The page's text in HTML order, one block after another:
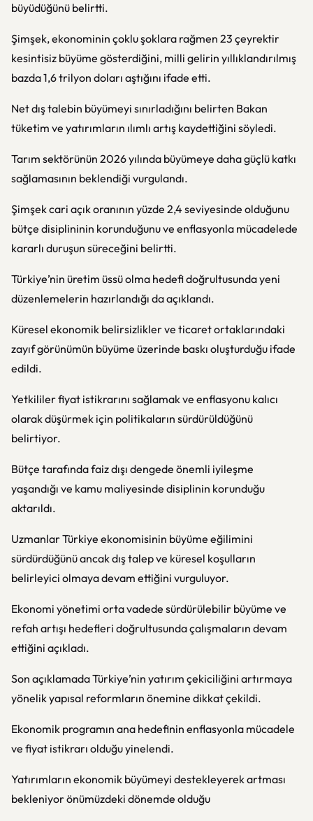
büyüdüğünü belirtti.
Şimşek, ekonominin çoklu şoklara rağmen 23 çeyrektir
kesintisiz büyüme gösterdiğini, milli gelirin yıllıklandırılmış
bazda 1,6 trilyon doları aştığını ifade etti.
Net dış talebin büyümeyi sınırladığını belirten Bakan
tüketim ve yatırımların ılımlı artış kaydettiğini söyledi.
Tarım sektörünün 2026 yılında büyümeye daha güçlü katkı
sağlamasının beklendiği vurgulandı.
Şimşek cari açık oranının yüzde 2,4 seviyesinde olduğunu
bütçe disiplininin korunduğunu ve enflasyonla mücadelede
kararlı duruşun süreceğini belirtti.
Türkiye’nin üretim üssü olma hedefi doğrultusunda yeni
düzenlemelerin hazırlandığı da açıklandı.
Küresel ekonomik belirsizlikler ve ticaret ortaklarındaki
zayıf görünümün büyüme üzerinde baskı oluşturduğu ifade
edildi.
Yetkililer fiyat istikrarını sağlamak ve enflasyonu kalıcı
olarak düşürmek için politikaların sürdürüldüğünü
belirtiyor.
Bütçe tarafında faiz dışı dengede önemli iyileşme
yaşandığı ve kamu maliyesinde disiplinin korunduğu
aktarıldı.
Uzmanlar Türkiye ekonomisinin büyüme eğilimini
sürdürdüğünü ancak dış talep ve küresel koşulların
belirleyici olmaya devam ettiğini vurguluyor.
Ekonomi yönetimi orta vadede sürdürülebilir büyüme ve
refah artışı hedefleri doğrultusunda çalışmaların devam
ettiğini açıkladı.
Son açıklamada Türkiye’nin yatırım çekiciliğini artırmaya
yönelik yapısal reformların önemine dikkat çekildi.
Ekonomik programın ana hedefinin enflasyonla mücadele
ve fiyat istikrarı olduğu yinelendi.
Yatırımların ekonomik büyümeyi destekleyerek artması
bekleniyor önümüzdeki dönemde olduğu